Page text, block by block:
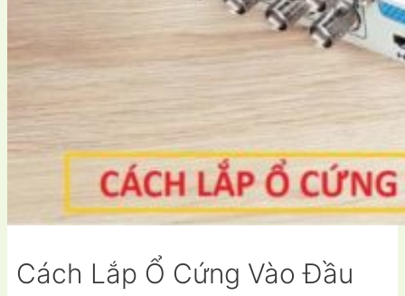
Cách Lắp Ổ Cứng Vào Đầu